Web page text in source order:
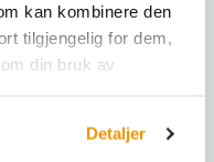
kan kombinere den
tilgjengelig for dem,
din bruk av
Detaljer